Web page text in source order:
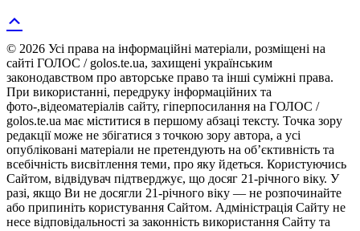
© 2026 Усі права на інформаційні матеріали, розміщені на
сайті ГОЛОС / golos.te.ua, захищені українським
законодавством про авторське право та інші суміжні права.
При використанні, передруку інформаційних та
фото-,відеоматеріалів сайту, гіперпосилання на ГОЛОС /
golos.te.ua має міститися в першому абзаці тексту. Точка зору
редакції може не збігатися з точкою зору автора, а усі
опубліковані матеріали не претендують на об’єктивність та
всебічність висвітлення теми, про яку йдеться. Користуючись
Сайтом, відвідувач підтверджує, що досяг 21-річного віку. У
разі, якщо Ви не досягли 21-річного віку — не розпочинайте
або припиніть користування Сайтом. Адміністрація Сайту не
несе відповідальності за законність використання Сайту та